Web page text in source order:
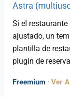
Astra
Si el
ajustado, un
plantilla de
plugin de
Freemium ·Ver